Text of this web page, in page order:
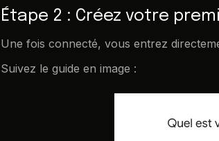
Étape 2 : Créez votre
Une fois connecté, vous entrez
Suivez le guide en image :